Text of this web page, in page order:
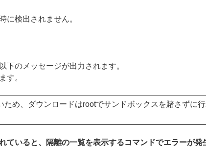
に検出されません。
のメッセージが出力されます。
す。
ため、ダウンロードはrootでサンドボックスを賭さずに
ていると、隔離の一覧を表示するコマンドでエラーが発